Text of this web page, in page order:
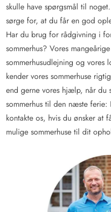
skulle have spørgsmål til
sørge for, at du får en god
Har du brug for rådgivning i
sommerhus? Vores
sommerhusudlejning og vores
kender vores sommerhuse
end gerne vores hjælp, når du
sommerhus til den næste
kontakte os, hvis du ønsker at
mulige sommerhuse til dit